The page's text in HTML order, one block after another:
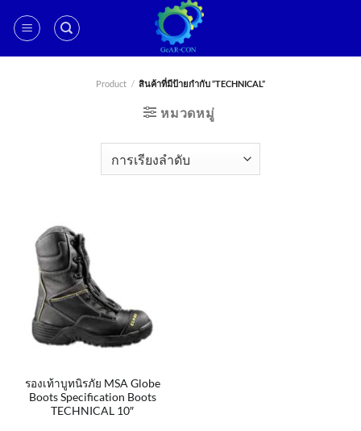
Product / สินค้าที่มีป้ายกำกับ “TECHNICAL”
หมวดหมู่
รองเท้าบูทนิรภัย MSA Globe
Boots Specification Boots
TECHNICAL 10″